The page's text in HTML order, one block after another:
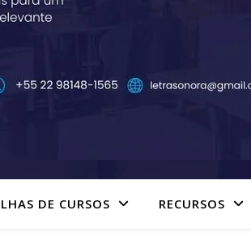
DE CURSOS RECURSOS